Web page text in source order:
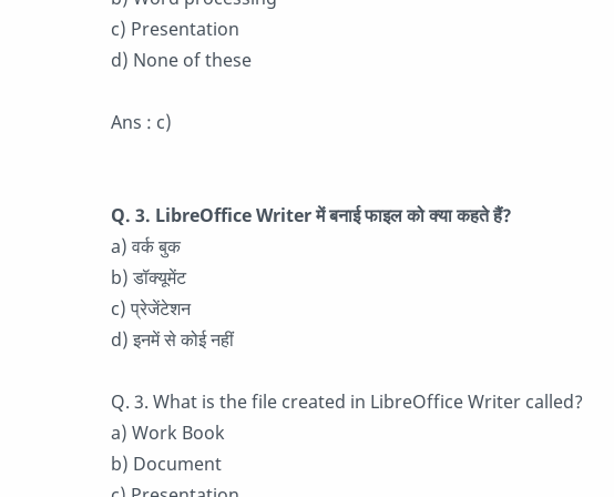
c) Presentation
d) None of these
Ans : c)
Q. 3. LibreOffice Writer में बनाई फाइल को क्या कहते हैं?
a) वर्क बुक
b) डॉक्यूमेंट
c) प्रेजेंटेशन
d) इनमें से कोई नहीं
Q. 3. What is the file created in LibreOffice Writer called?
a) Work Book
b) Document